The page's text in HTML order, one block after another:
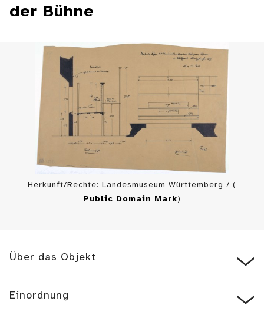
der Bühne
Herkunft/Rechte: Landesmuseum Württemberg / (
Public Domain Mark)
Über das Objekt
Einordnung